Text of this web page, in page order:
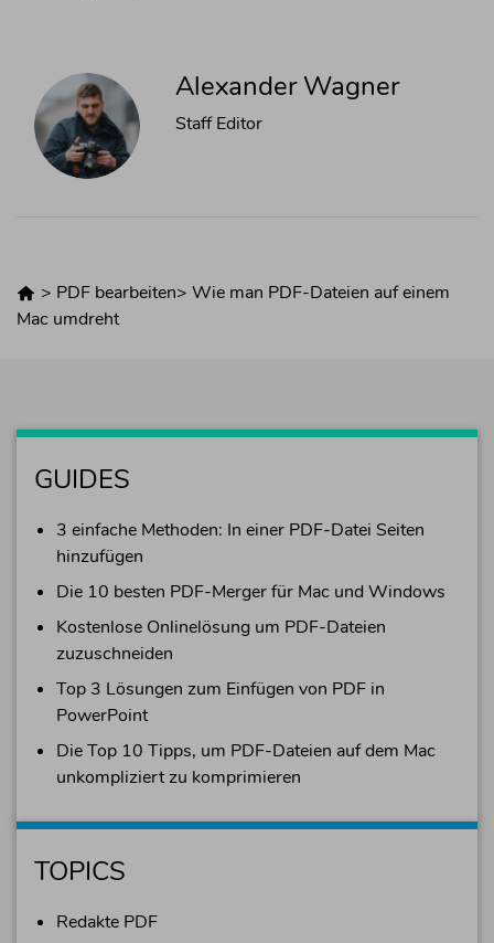
Alexander Wagner
Staff Editor
> PDF bearbeiten> Wie man PDF-Dateien auf einem
Mac umdreht
GUIDES
3 einfache Methoden: In einer PDF-Datei Seiten
hinzufügen
Die 10 besten PDF-Merger für Mac und Windows
Kostenlose Onlinelösung um PDF-Dateien
zuzuschneiden
Top 3 Lösungen zum Einfügen von PDF in
PowerPoint
Die Top 10 Tipps, um PDF-Dateien auf dem Mac
unkompliziert zu komprimieren
TOPICS
Redakte PDF